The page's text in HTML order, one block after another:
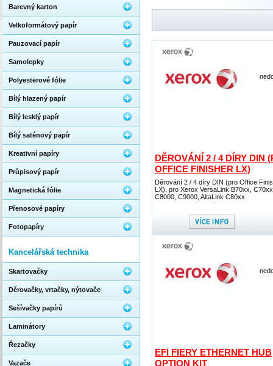
DĚROVÁNÍ 2 / 4 DÍRY DIN
OFFICE FINISHER LX)
Děrování 2 / 4 díry DIN (pro Office
LX), pro Xerox VersaLink B70xx,
C8000, C9000, AltaLink C80xx
EFI FIERY ETHERNET HUB
OPTION KIT
Barevný karton
Velkoformátový papír
Pauzovací papír
Samolepky
Polyesterové fólie
Bílý hlazený papír
Bílý lesklý papír
Bílý saténový papír
Kreativní papíry
Průpisový papír
Magnetická fólie
Přenosové papíry
Fotopapíry
Kancelářská technika
Skartovačky
Děrovačky, vrtačky, nýtovače
Sešívačky papírů
Laminátory
Řezačky
Vazače